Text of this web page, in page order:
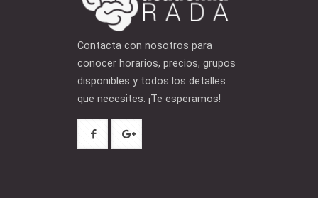
Contacta con nosotros para
conocer horarios, precios, grupos
disponibles y todos los detalles
que necesites. ¡Te esperamos!